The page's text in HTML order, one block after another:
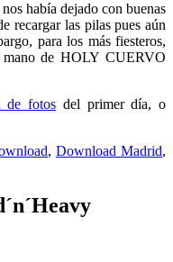
había dejado con buenas
recargar las pilas pues aún
para los más fiesteros,
de HOLY CUERVO
de fotos del primer día, o
, Download Madrid,